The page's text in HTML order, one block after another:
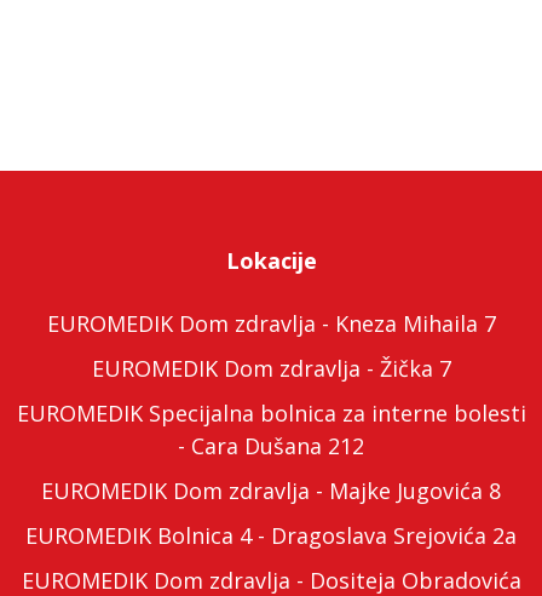
Lokacije
EUROMEDIK Dom zdravlja - Kneza Mihaila 7
EUROMEDIK Dom zdravlja - Žička 7
EUROMEDIK Specijalna bolnica za interne bolesti
- Cara Dušana 212
EUROMEDIK Dom zdravlja - Majke Jugovića 8
EUROMEDIK Bolnica 4 - Dragoslava Srejovića 2a
EUROMEDIK Dom zdravlja - Dositeja Obradovića